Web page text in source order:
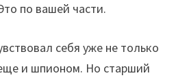
по вашей части.
себя уже не только
и шпионом. Но старший